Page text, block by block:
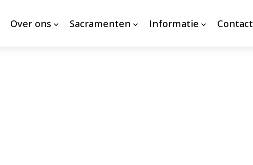
Over ons Sacramenten Informatie Contact